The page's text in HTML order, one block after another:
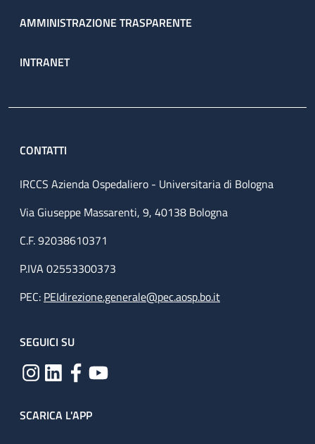
AMMINISTRAZIONE TRASPARENTE
INTRANET
CONTATTI
IRCCS Azienda Ospedaliero - Universitaria di Bologna
Via Giuseppe Massarenti, 9, 40138 Bologna
C.F. 92038610371
P.IVA 02553300373
PEC: PEIdirezione.generale@pec.aosp.bo.it
SEGUICI SU
SCARICA L'APP